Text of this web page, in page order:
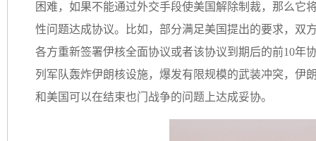
困难，如果不能通过外交手段使美国解除制裁，那么它
性问题达成协议。比如，部分满足美国提出的要求，双
各方重新签署伊核全面协议或者该协议到期后的前10年
列军队轰炸伊朗核设施，爆发有限规模的武装冲突，伊
和美国可以在结束也门战争的问题上达成妥协。